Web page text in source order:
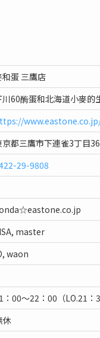
和蛋 三鷹店
川60酶蛋和北海道小麥的
京都三鷹市下連雀3丁目
29-9808
master
waon
：00～22：00（LO.21：
休